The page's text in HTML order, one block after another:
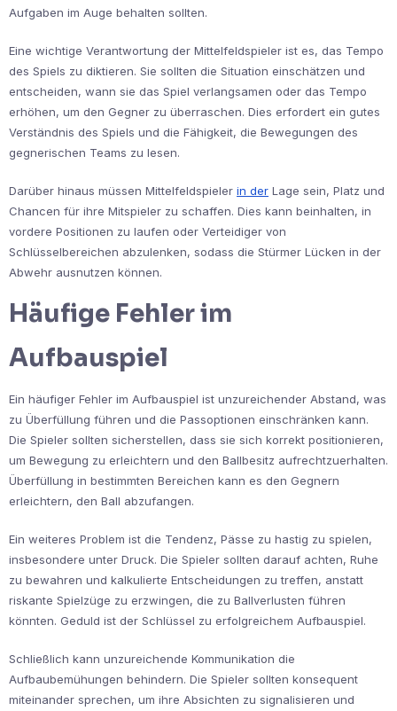
Aufgaben im Auge behalten sollten.
Eine wichtige Verantwortung der Mittelfeldspieler ist es, das Tempo
des Spiels zu diktieren. Sie sollten die Situation einschätzen und
entscheiden, wann sie das Spiel verlangsamen oder das Tempo
erhöhen, um den Gegner zu überraschen. Dies erfordert ein gutes
Verständnis des Spiels und die Fähigkeit, die Bewegungen des
gegnerischen Teams zu lesen.
Darüber hinaus müssen Mittelfeldspieler in der Lage sein, Platz und
Chancen für ihre Mitspieler zu schaffen. Dies kann beinhalten, in
vordere Positionen zu laufen oder Verteidiger von
Schlüsselbereichen abzulenken, sodass die Stürmer Lücken in der
Abwehr ausnutzen können.
Häufige Fehler im
Aufbauspiel
Ein häufiger Fehler im Aufbauspiel ist unzureichender Abstand, was
zu Überfüllung führen und die Passoptionen einschränken kann.
Die Spieler sollten sicherstellen, dass sie sich korrekt positionieren,
um Bewegung zu erleichtern und den Ballbesitz aufrechtzuerhalten.
Überfüllung in bestimmten Bereichen kann es den Gegnern
erleichtern, den Ball abzufangen.
Ein weiteres Problem ist die Tendenz, Pässe zu hastig zu spielen,
insbesondere unter Druck. Die Spieler sollten darauf achten, Ruhe
zu bewahren und kalkulierte Entscheidungen zu treffen, anstatt
riskante Spielzüge zu erzwingen, die zu Ballverlusten führen
könnten. Geduld ist der Schlüssel zu erfolgreichem Aufbauspiel.
Schließlich kann unzureichende Kommunikation die
Aufbaubemühungen behindern. Die Spieler sollten konsequent
miteinander sprechen, um ihre Absichten zu signalisieren und